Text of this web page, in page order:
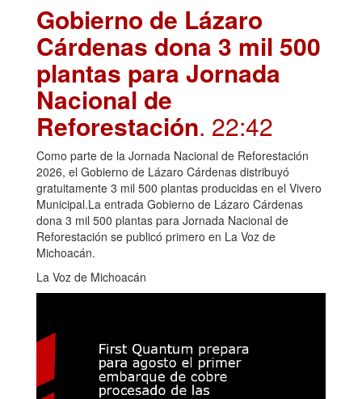
Gobierno de Lázaro
Cárdenas dona 3 mil 500
plantas para Jornada
Nacional de
Reforestación. 22:42
Como parte de la Jornada Nacional de Reforestación
2026, el Gobierno de Lázaro Cárdenas distribuyó
gratuitamente 3 mil 500 plantas producidas en el Vivero
Municipal.La entrada Gobierno de Lázaro Cárdenas
dona 3 mil 500 plantas para Jornada Nacional de
Reforestación se publicó primero en La Voz de
Michoacán.
La Voz de Michoacán